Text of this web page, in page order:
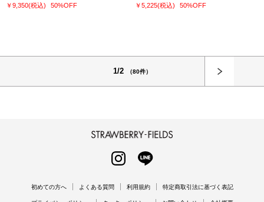
￥9,350(税込) 50%OFF ￥5,225(税込) 50%OFF
1/2 （80件）
INSTAGRAM
初めての方へ よくある質問 利用規約 特定商取引法に基づく表記